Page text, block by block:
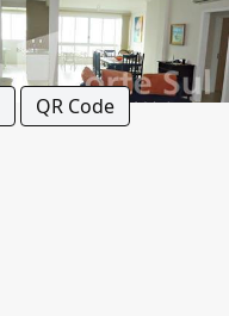
QR Code